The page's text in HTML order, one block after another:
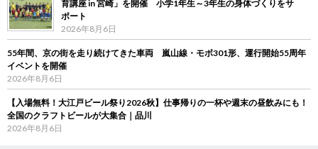
育講座 in 宮崎」を開催 小学1年生～3年生の身体づくりをサ
ポート
2026年8月6日
55年間、京の街を走り続けてきた車両 嵐山線・モボ301形、運行開始55周年
イベントを開催
2026年8月6日
【入場無料！大江戸ビール祭り2026秋】仕事帰りの一杯や週末の昼飲みにも！
全国のクラフトビールが大集合｜品川
2026年8月6日